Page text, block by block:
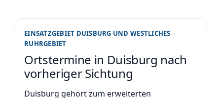
EINSATZGEBIET DUISBURG UND WESTLICHES
RUHRGEBIET
Ortstermine in Duisburg nach
vorheriger Sichtung
Duisburg gehört zum erweiterten